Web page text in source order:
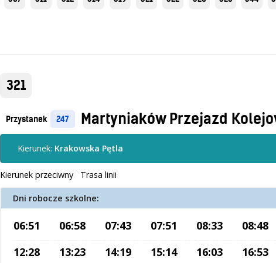
321
Przystanek 247 Martyniaków Przejazd
Kierunek: Krakowska Pętla
Kierunek przeciwny Trasa linii
Dni robocze szkolne:
06:51 06:58 07:43 07:51 08:33 08:48
12:28
13:23 14:19 15:14 16:03 16:53